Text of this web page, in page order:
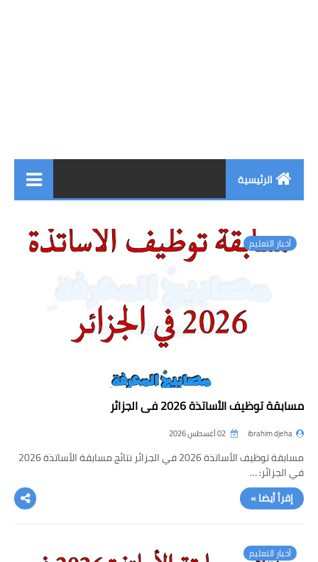
الرئيسية
التعليم الإبتدائي
التعليم الثانوي
التعليم الجامعي
عن بعد
English Articles
معلومات عامة و تأشيرات
أخبار التعليم
مسابقة توظيف الأساتذة 2026 في الجزائر
ibrahim djeha
مسابقة توظيف الأساتذة 2026 في الجزائر نتائج مسابقة الأساتذة 2026
في الجزائر: …
إقرأ أيضا »
أخبار التعليم